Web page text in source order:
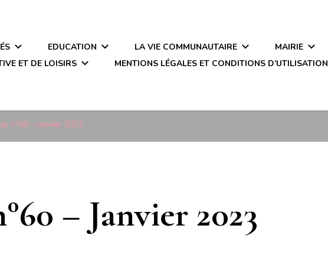
EDUCATION LA VIE COMMUNAUTAIRE
MAIRIE
ET DE LOISIRS
MENTIONS LÉGALES ET CONDITIONS D’UTILISATION
n°60 – Janvier 2023
– Janvier 2023